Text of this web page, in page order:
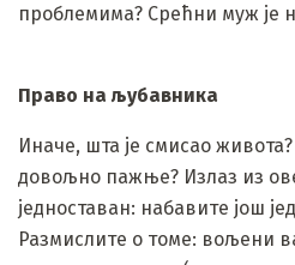
проблемима? Срећни муж је
Право на љубавника
Иначе, шта је смисао
довољно пажње? Излаз из
једноставан: набавите још
Размислите о томе: вољени